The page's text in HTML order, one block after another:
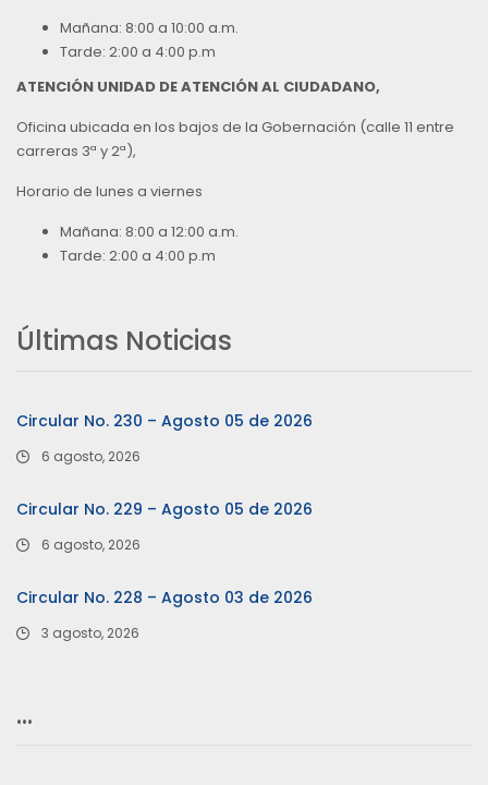
Mañana: 8:00 a 10:00 a.m.
Tarde: 2:00 a 4:00 p.m
ATENCIÓN UNIDAD DE ATENCIÓN AL CIUDADANO,
Oficina ubicada en los bajos de la Gobernación (calle 11 entre
carreras 3ª y 2ª),
Horario de lunes a viernes
Mañana: 8:00 a 12:00 a.m.
Tarde: 2:00 a 4:00 p.m
Últimas Noticias
Circular No. 230 – Agosto 05 de 2026
6 agosto, 2026
Circular No. 229 – Agosto 05 de 2026
6 agosto, 2026
Circular No. 228 – Agosto 03 de 2026
3 agosto, 2026
…